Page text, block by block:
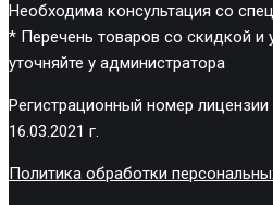
Необходима консультация со
* Перечень товаров со скидкой и
уточняйте у администратора
Регистрационный номер
16.03.2021 г.
Политика обработки